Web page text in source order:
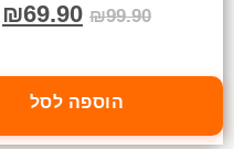
₪99.90
₪69.90
הוספה לסל